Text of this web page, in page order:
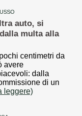
auto, si
multa alla
centimetri da
avere
dalla
di un
leggere)